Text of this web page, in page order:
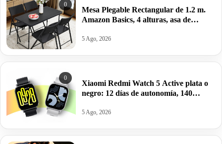
0
Mesa Plegable Rectangular de 1.2 m.
Amazon Basics, 4 alturas, asa de
22,99€ antes 39,95€.
5 Ago, 2026
0
Xiaomi Redmi Watch 5 Active plata o
negro: 12 días de autonomía, 140
5 Ago, 2026